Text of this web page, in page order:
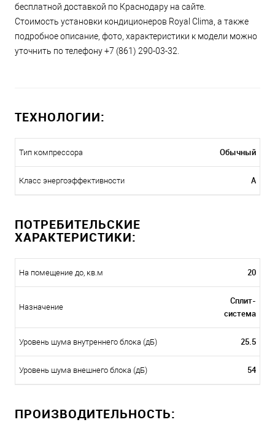
бесплатной доставкой по Краснодару на сайте.
Стоимость установки кондиционеров Royal Clima, а также
подробное описание, фото, характеристики к модели можно
уточнить по телефону +7 (861) 290-03-32.
ТЕХНОЛОГИИ:
Тип компрессора Обычный
Класс энергоэффективности A
ПОТРЕБИТЕЛЬСКИЕ
ХАРАКТЕРИСТИКИ:
На помещение до, кв.м 20
Назначение
Сплит-
система
Уровень шума внутреннего блока (дБ) 25.5
Уровень шума внешнего блока (дБ) 54
ПРОИЗВОДИТЕЛЬНОСТЬ: